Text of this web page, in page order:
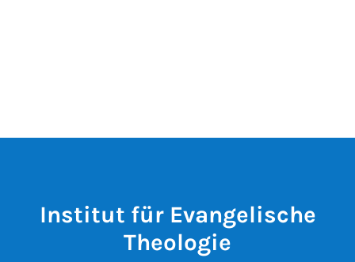
Institut für Evangelische
Theologie